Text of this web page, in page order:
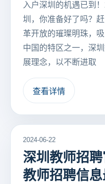
入户深圳的机遇已到
圳，你准备好了吗？
革开放的璀璨明珠，
中国的特区之一，深
展理念，以不断进取
查看详情
2024-06-22
深圳教师招
教师招聘信